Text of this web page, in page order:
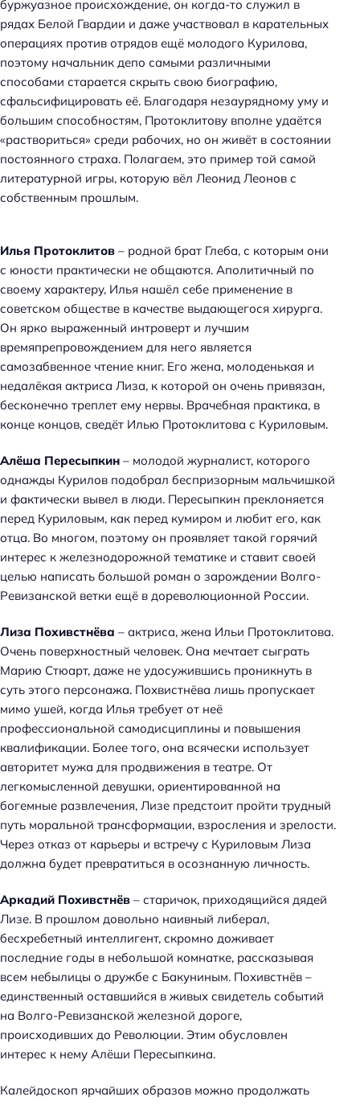
буржуазное происхождение, он когда-то служил в
рядах Белой Гвардии и даже участвовал в карательных
операциях против отрядов ещё молодого Курилова,
поэтому начальник депо самыми различными
способами старается скрыть свою биографию,
сфальсифицировать её. Благодаря незаурядному уму и
большим способностям, Протоклитову вполне удаётся
«раствориться» среди рабочих, но он живёт в состоянии
постоянного страха. Полагаем, это пример той самой
литературной игры, которую вёл Леонид Леонов с
собственным прошлым.
Илья Протоклитов – родной брат Глеба, с которым они
с юности практически не общаются. Аполитичный по
своему характеру, Илья нашёл себе применение в
советском обществе в качестве выдающегося хирурга.
Он ярко выраженный интроверт и лучшим
времяпрепровождением для него является
самозабвенное чтение книг. Его жена, молоденькая и
недалёкая актриса Лиза, к которой он очень привязан,
бесконечно треплет ему нервы. Врачебная практика, в
конце концов, сведёт Илью Протоклитова с Куриловым.
Алёша Пересыпкин – молодой журналист, которого
однажды Курилов подобрал беспризорным мальчишкой
и фактически вывел в люди. Пересыпкин преклоняется
перед Куриловым, как перед кумиром и любит его, как
отца. Во многом, поэтому он проявляет такой горячий
интерес к железнодорожной тематике и ставит своей
целью написать большой роман о зарождении Волго-
Ревизанской ветки ещё в дореволюционной России.
Лиза Похивстнёва – актриса, жена Ильи Протоклитова.
Очень поверхностный человек. Она мечтает сыграть
Марию Стюарт, даже не удосужившись проникнуть в
суть этого персонажа. Похвистнёва лишь пропускает
мимо ушей, когда Илья требует от неё
профессиональной самодисциплины и повышения
квалификации. Более того, она всячески использует
авторитет мужа для продвижения в театре. От
легкомысленной девушки, ориентированной на
богемные развлечения, Лизе предстоит пройти трудный
путь моральной трансформации, взросления и зрелости.
Через отказ от карьеры и встречу с Куриловым Лиза
должна будет превратиться в осознанную личность.
Аркадий Похивстнёв – старичок, приходящийся дядей
Лизе. В прошлом довольно наивный либерал,
бесхребетный интеллигент, скромно доживает
последние годы в небольшой комнатке, рассказывая
всем небылицы о дружбе с Бакуниным. Похивстнёв –
единственный оставшийся в живых свидетель событий
на Волго-Ревизанской железной дороге,
происходивших до Революции. Этим обусловлен
интерес к нему Алёши Пересыпкина.
Калейдоскоп ярчайших образов можно продолжать